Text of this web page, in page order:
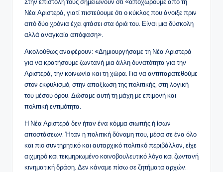
Νέα Αριστερά, γιατί πιστεύουμε ότι ο κύκλος που άνοιξε πριν
από δύο χρόνια έχει φτάσει στα όριά του. Είναι μια δύσκολη
αλλά αναγκαία απόφαση».
Ακολούθως αναφέρουν: «Δημιουργήσαμε τη Νέα Αριστερά
για να κρατήσουμε ζωντανή μια άλλη δυνατότητα για την
Αριστερά, την κοινωνία και τη χώρα. Για να αντιπαρατεθούμε
στον εκφυλισμό, στην απαξίωση της πολιτικής, στη λογική
του μέσου όρου. Δώσαμε αυτή τη μάχη με επιμονή και
πολιτική εντιμότητα.
Η Νέα Αριστερά δεν ήταν ένα κόμμα σιωπής ή ίσων
αποστάσεων. Ήταν η πολιτική δύναμη που, μέσα σε ένα όλο
και πιο συντηρητικό και αυταρχικό πολιτικό περιβάλλον, είχε
αιχμηρό και τεκμηριωμένο κοινοβουλευτικό λόγο και ζωντανή
κινηματική δράση. Δεν κάναμε πίσω σε ζητήματα αρχών.